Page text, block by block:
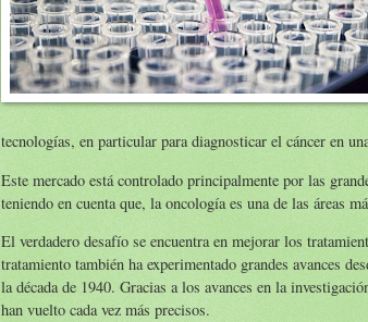
tecnologías, en particular para diagnosticar el cáncer en
Este mercado está controlado principalmente por las
teniendo en cuenta que, la oncología es una de las áreas
El verdadero desafío se encuentra en mejorar los
tratamiento también ha experimentado grandes avances
la década de 1940. Gracias a los avances en la
han vuelto cada vez más precisos.